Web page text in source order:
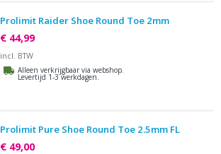
Prolimit Raider Shoe Round Toe 2mm
€ 44,99
incl. BTW
Alleen verkrijgbaar via webshop.
Levertijd 1-3 werkdagen.
Prolimit Pure Shoe Round Toe 2.5mm FL
€ 49,00